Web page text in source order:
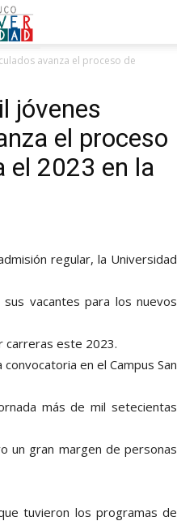
avanza el proceso de
jóvenes
el proceso
el 2023 en la
regular, la Universidad
vacantes para los nuevos
carreras este 2023.
en el Campus San
más de mil setecientas
un gran margen de personas
tuvieron los programas de